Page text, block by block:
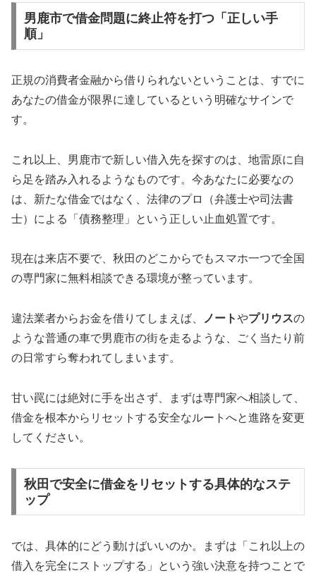
男鹿市で借金問題に終止符を打つ「正しい手
順」
正規の消費者金融から借りられないということは、すでに
あなたの借金が限界に達しているという明確なサインで
す。
これ以上、男鹿市で新しい借入先を探すのは、地雷原に自
ら足を踏み入れるようなものです。今あなたに必要なの
は、新たな借金ではなく、法律のプロ（弁護士や司法書
士）による「債務整理」という正しい止血処置です。
現在は来店不要で、秋田のどこからでもスマホ一つで全国
の専門家に無料相談できる環境が整っています。
違法業者からお金を借りてしまえば、 ノートやプリウスの
ような普通の車で男鹿市の街を走るような、ごく当たり前
の日常すら奪われてしまいます。
甘い罠には絶対に手を出さず、まずは専門家へ相談して、
借金を根本からリセットする安全なルートへと進路を変更
してください。
秋田で安全に借金をリセットする具体的なステ
ップ
では、具体的にどう動けばいいのか。まずは「これ以上の
借入を完全にストップする」という強い決意を持つことで